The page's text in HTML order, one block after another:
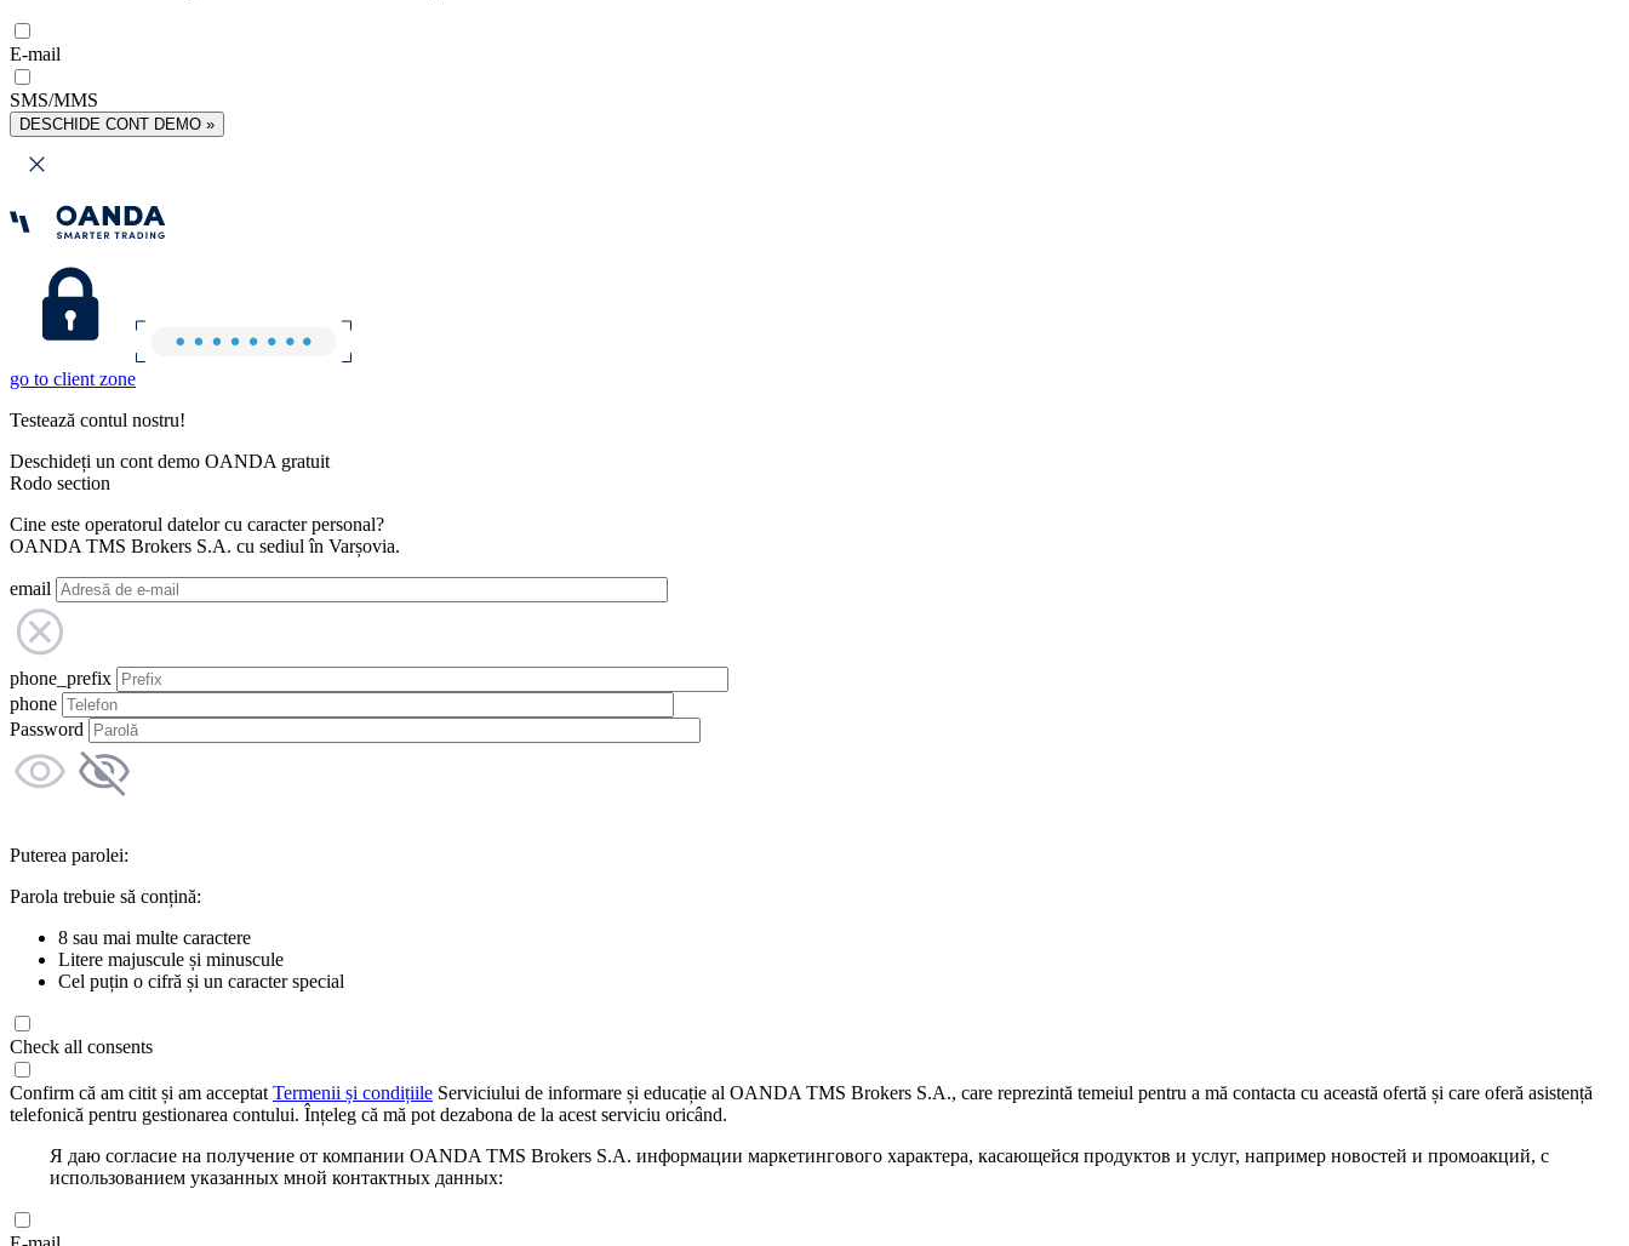
E-mail
SMS/MMS
DESCHIDE CONT DEMO »
go to client zone
Testează contul nostru!
Deschideți un cont demo OANDA gratuit
Rodo section
Cine este operatorul datelor cu caracter personal?
OANDA TMS Brokers S.A. cu sediul în Varșovia.
email
phone_prefix
phone
Password
Puterea parolei:
Parola trebuie să conțină:
8 sau mai multe caractere
Litere majuscule și minuscule
Cel puțin o cifră și un caracter special
Check all consents
Confirm că am citit și am acceptat Termenii și condițiile Serviciului de informare și educație al OANDA TMS Brokers S.A., care reprezintă temeiul pentru a mă contacta cu această ofertă și care oferă asistență
telefonică pentru gestionarea contului. Înțeleg că mă pot dezabona de la acest serviciu oricând.
Я даю согласие на получение от компании OANDA TMS Brokers S.A. информации маркетингового характера, касающейся продуктов и услуг, например новостей и промоакций, с
использованием указанных мной контактных данных: